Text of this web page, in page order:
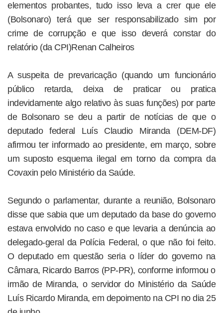
elementos probantes, tudo isso leva a crer que ele
(Bolsonaro) terá que ser responsabilizado sim por
crime de corrupção e que isso deverá constar do
relatório (da CPI)Renan Calheiros
A suspeita de prevaricação (quando um funcionário
público retarda, deixa de praticar ou pratica
indevidamente algo relativo às suas funções) por parte
de Bolsonaro se deu a partir de notícias de que o
deputado federal Luís Claudio Miranda (DEM-DF)
afirmou ter informado ao presidente, em março, sobre
um suposto esquema ilegal em torno da compra da
Covaxin pelo Ministério da Saúde.
Segundo o parlamentar, durante a reunião, Bolsonaro
disse que sabia que um deputado da base do governo
estava envolvido no caso e que levaria a denúncia ao
delegado-geral da Polícia Federal, o que não foi feito.
O deputado em questão seria o líder do governo na
Câmara, Ricardo Barros (PP-PR), conforme informou o
irmão de Miranda, o servidor do Ministério da Saúde
Luís Ricardo Miranda, em depoimento na CPI no dia 25